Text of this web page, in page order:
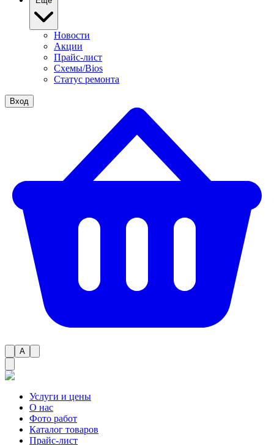
Новости
Акции
Прайс-лист
Схемы/Bios
Статус ремонта
Вход
A
Услуги и цены
О нас
Фото работ
Каталог товаров
Прайс-лист